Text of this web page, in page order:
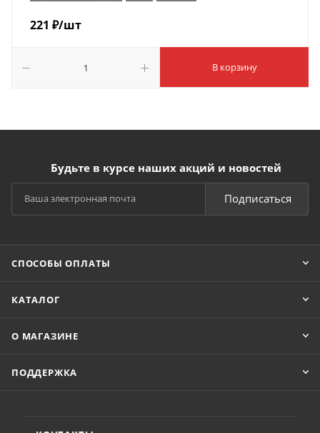
221 ₽/шт
В корзину
Будьте в курсе наших акций и новостей
Подписаться
СПОСОБЫ ОПЛАТЫ
КАТАЛОГ
О МАГАЗИНЕ
ПОДДЕРЖКА